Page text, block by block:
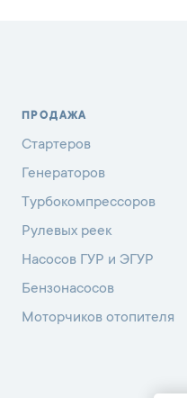
ПРОДАЖА
Стартеров
Генераторов
Турбокомпрессоров
Рулевых реек
Насосов ГУР и ЭГУР
Бензонасосов
Моторчиков отопителя